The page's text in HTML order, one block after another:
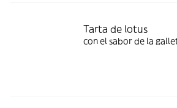
Tarta de lotus
con el sabor de la